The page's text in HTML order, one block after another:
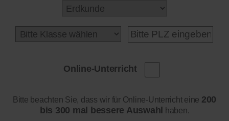
Online-Unterricht
Bitte beachten Sie, dass wir für Online-Unterricht eine 200
bis 300 mal bessere Auswahl haben.